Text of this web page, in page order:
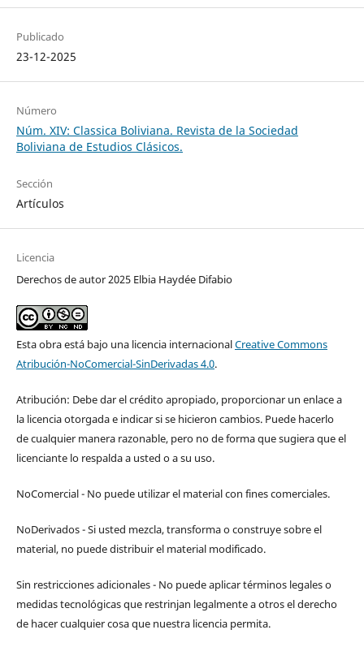
Publicado
23-12-2025
Número
Núm. XIV: Classica Boliviana. Revista de la Sociedad
Boliviana de Estudios Clásicos.
Sección
Artículos
Licencia
Derechos de autor 2025 Elbia Haydée Difabio
Esta obra está bajo una licencia internacionalCreative Commons
Atribución-NoComercial-SinDerivadas 4.0.
Atribución: Debe dar el crédito apropiado, proporcionar un enlace a
la licencia otorgada e indicar si se hicieron cambios. Puede hacerlo
de cualquier manera razonable, pero no de forma que sugiera que el
licenciante lo respalda a usted o a su uso.
NoComercial - No puede utilizar el material con fines comerciales.
NoDerivados - Si usted mezcla, transforma o construye sobre el
material, no puede distribuir el material modificado.
Sin restricciones adicionales - No puede aplicar términos legales o
medidas tecnológicas que restrinjan legalmente a otros el derecho
de hacer cualquier cosa que nuestra licencia permita.